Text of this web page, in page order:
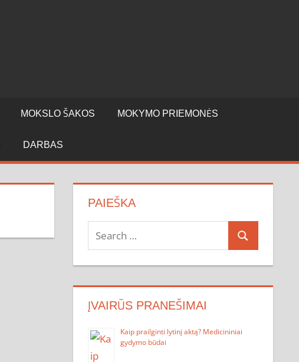
MOKSLO ŠAKOS MOKYMO PRIEMONĖS
DARBAS
PAIEŠKA
Search
for:
Search
ĮVAIRŪS PRANEŠIMAI
Kaip prailginti lytinį aktą? Medicininiai
gydymo būdai